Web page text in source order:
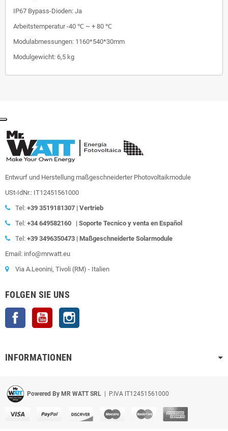
IP67 Bypass-Dioden: Ja
Arbeitstemperatur -40 ℃ ~ + 80 ℃
Modulabmessungen: 1160*540*30mm
Modulgewicht: 6,5 kg
Entwurf und Herstellung maßgeschneiderter Photovoltaikmodule
USt-IdNr.: IT12451561000
Tel: +39 3519181307 | Vertrieb
Tel: +34 649582160 | Soporte Tecnico y venta en Español
Tel: +39 3496350473 | Maßgeschneiderte Solarmodule
Email: info@mrwatt.eu
Via A.Leonini, Tivoli (RM) - Italien
FOLGEN SIE UNS
Facebook YouTube
INFORMATIONEN
Powered By MR WATT SRL | P.IVA IT12451561000